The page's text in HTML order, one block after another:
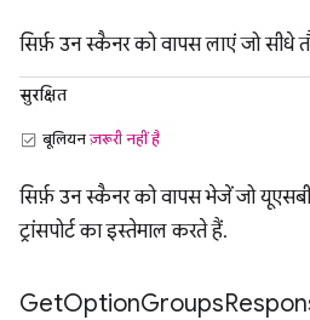
सिर्फ़ उन स्कैनर को वापस लाएं जो सीधे
सुरक्षित
बूलियनज़रूरी नहीं है
सिर्फ़ उन स्कैनर को वापस भेजें जो
ट्रांसपोर्ट का इस्तेमाल करते हैं.
GetOptionGroups